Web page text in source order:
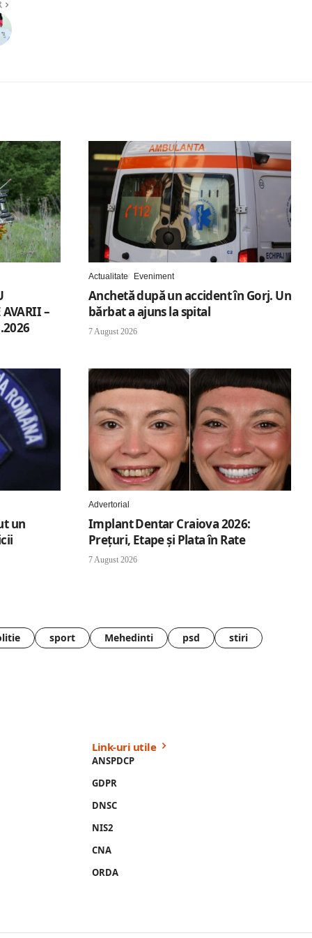
AVARII –
Actualitate Eveniment
Anchetă după un accident în Gorj. Un
bărbat a ajuns la spital
7 August 2026
un
Advertorial
Implant Dentar Craiova 2026:
Preţuri, Etape şi Plata în Rate
7 August 2026
sport Mehedinti psd stiri
Link-uri utile
ANSPDCP
GDPR
DNSC
NIS2
CNA
ORDA